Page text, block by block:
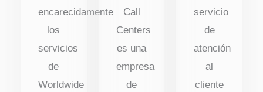
encarecidamente
los
servicios
de
Worldwide
Call
Centers
es una
empresa
de
servicio
de
atención
al
cliente